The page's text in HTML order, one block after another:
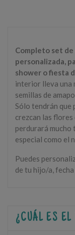
Completo set
personalizada,
shower o fiesta
interior lleva una
semillas de
Sólo tendrán que
crezcan las
perdurará mucho
especial como el
Puedes
de tu hijo/a,
¿CUÁL ES EL